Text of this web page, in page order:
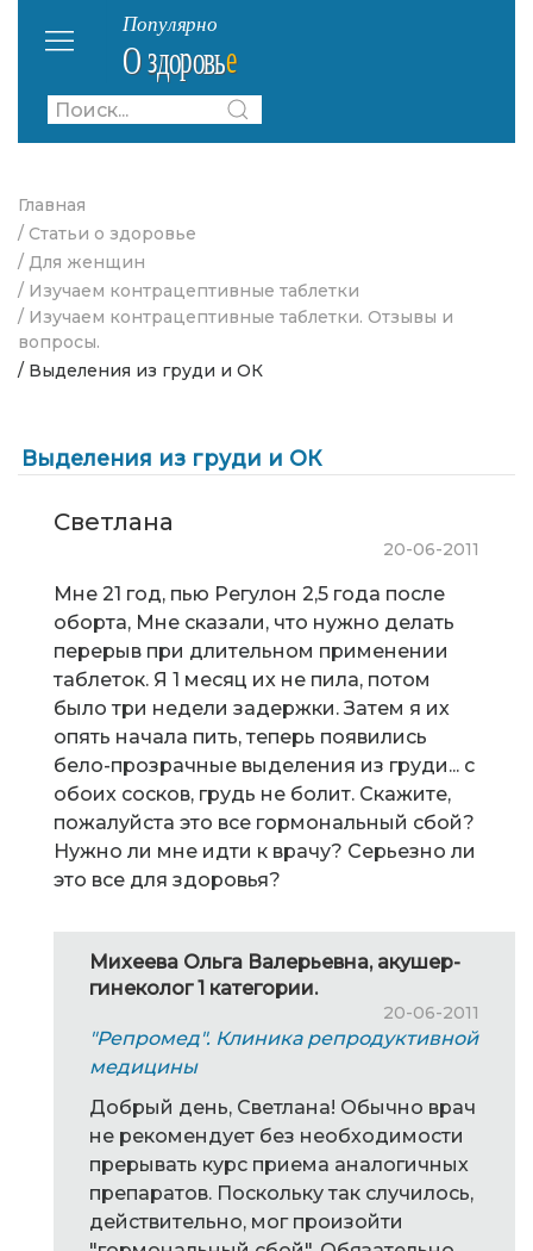
Главная
/ Статьи о здоровье
/ Для женщин
/ Изучаем контрацептивные таблетки
/ Изучаем контрацептивные таблетки. Отзывы и
вопросы.
/ Выделения из груди и ОК
Выделения из груди и ОК
Светлана
20-06-2011
Мне 21 год, пью Регулон 2,5 года после
оборта, Мне сказали, что нужно делать
перерыв при длительном применении
таблеток. Я 1 месяц их не пила, потом
было три недели задержки. Затем я их
опять начала пить, теперь появились
бело-прозрачные выделения из груди... с
обоих сосков, грудь не болит. Скажите,
пожалуйста это все гормональный сбой?
Нужно ли мне идти к врачу? Серьезно ли
это все для здоровья?
Михеева Ольга Валерьевна, акушер-
гинеколог 1 категории.
20-06-2011
"Репромед". Клиника репродуктивной
медицины
Добрый день, Светлана! Обычно врач
не рекомендует без необходимости
прерывать курс приема аналогичных
препаратов. Поскольку так случилось,
действительно, мог произойти